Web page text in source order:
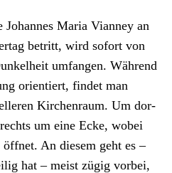
Maria Vian­ney an
betritt, wird sofort von
umfan­gen. Während
ori­en­tiert, find­et man
Kirchen­raum. Um dor­
um eine Ecke, wobei
An diesem geht es –
hat – meist zügig vor­bei,